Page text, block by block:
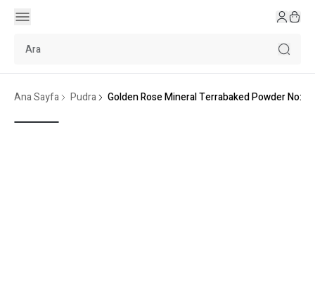
Ana Sayfa Pudra Golden Rose Mineral Terrabaked Powder No:03